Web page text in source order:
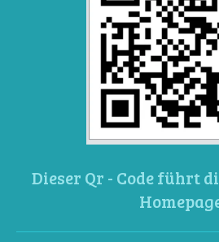
Dieser Qr - Code führt